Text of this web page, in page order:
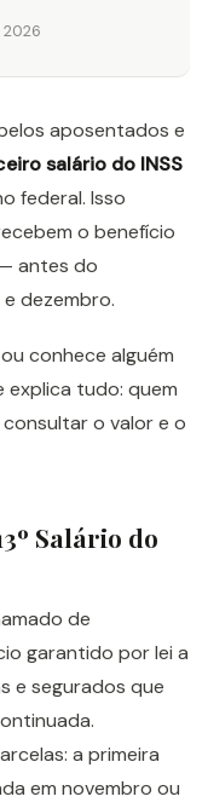
2026
aposentados e
salário do INSS
federal. Isso
o benefício
antes do
dezembro.
conhece alguém
explica tudo: quem
o valor e o
Salário do
de
garantido por lei a
e segurados que
a primeira
em novembro ou